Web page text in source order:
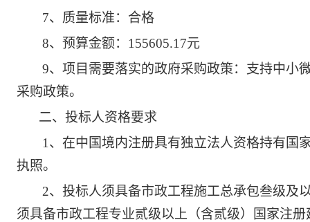
7、质量标准：合格
8、预算金额：155605.17元
9、项目需要落实的政府采购政策：支持中小
采购政策。
二、投标人资格要求
1、在中国境内注册具有独立法人资格持有国
执照。
2、投标人须具备市政工程施工总承包叁级及
须具备市政工程专业贰级以上（含贰级）国家注